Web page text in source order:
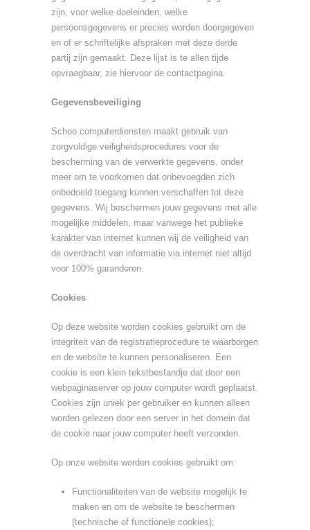
zijn, voor welke doeleinden, welke
persoonsgegevens er precies worden doorgegeven
en of er schriftelijke afspraken met deze derde
partij zijn gemaakt. Deze lijst is te allen tijde
opvraagbaar, zie hiervoor de contactpagina.
Gegevensbeveiliging
Schoo computerdiensten maakt gebruik van
zorgvuldige veiligheidsprocedures voor de
bescherming van de verwerkte gegevens, onder
meer om te voorkomen dat onbevoegden zich
onbedoeld toegang kunnen verschaffen tot deze
gegevens. Wij beschermen jouw gegevens met alle
mogelijke middelen, maar vanwege het publieke
karakter van internet kunnen wij de veiligheid van
de overdracht van informatie via internet niet altijd
voor 100% garanderen.
Cookies
Op deze website worden cookies gebruikt om de
integriteit van de registratieprocedure te waarborgen
en de website te kunnen personaliseren. Een
cookie is een klein tekstbestandje dat door een
webpaginaserver op jouw computer wordt geplaatst.
Cookies zijn uniek per gebruiker en kunnen alleen
worden gelezen door een server in het domein dat
de cookie naar jouw computer heeft verzonden.
Op onze website worden cookies gebruikt om:
Functionaliteiten van de website mogelijk te
maken en om de website te beschermen
(technische of functionele cookies);